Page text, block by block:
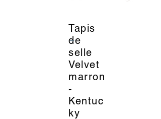
Tapis
de
selle
Velvet
marron
-
Kentuc
ky
_